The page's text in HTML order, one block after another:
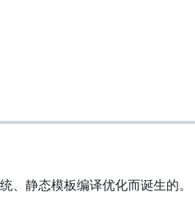
静态模板编译优化而诞生的。